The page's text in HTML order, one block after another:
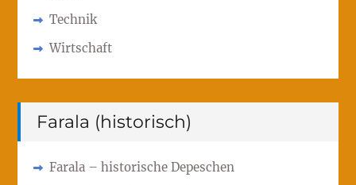
Technik
Wirtschaft
Farala (historisch)
Farala – historische Depeschen